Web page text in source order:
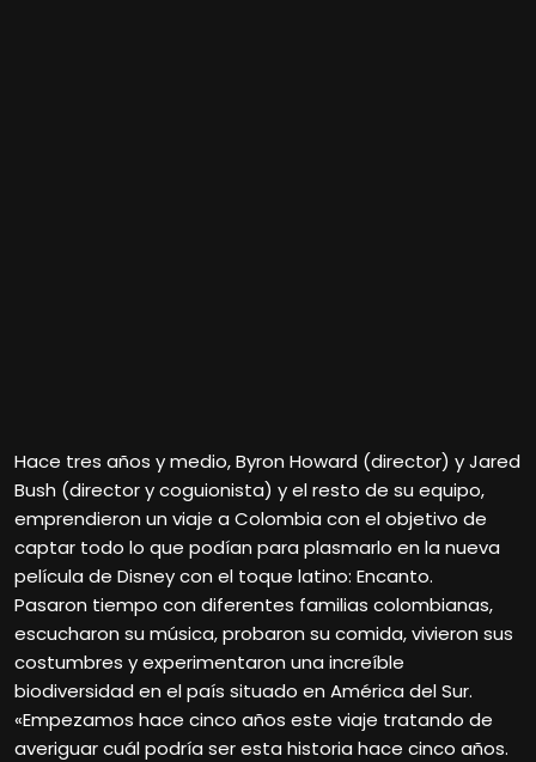
Hace tres años y medio, Byron Howard (director) y Jared
Bush (director y coguionista) y el resto de su equipo,
emprendieron un viaje a Colombia con el objetivo de
captar todo lo que podían para plasmarlo en la nueva
película de Disney con el toque latino: Encanto.
Pasaron tiempo con diferentes familias colombianas,
escucharon su música, probaron su comida, vivieron sus
costumbres y experimentaron una increíble
biodiversidad en el país situado en América del Sur.
«Empezamos hace cinco años este viaje tratando de
averiguar cuál podría ser esta historia hace cinco años.